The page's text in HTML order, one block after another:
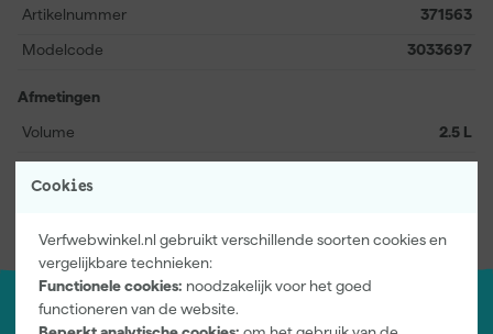
Cookies
Verfwebwinkel.nl gebruikt verschillende soorten cookies en
vergelijkbare technieken:
Functionele cookies: noodzakelijk voor het goed
functioneren van de website.
Artikelnummer 371563
Modelcode 3033697
Afmetingen
Volume
2.5 L
Bekijk alle kenmerken